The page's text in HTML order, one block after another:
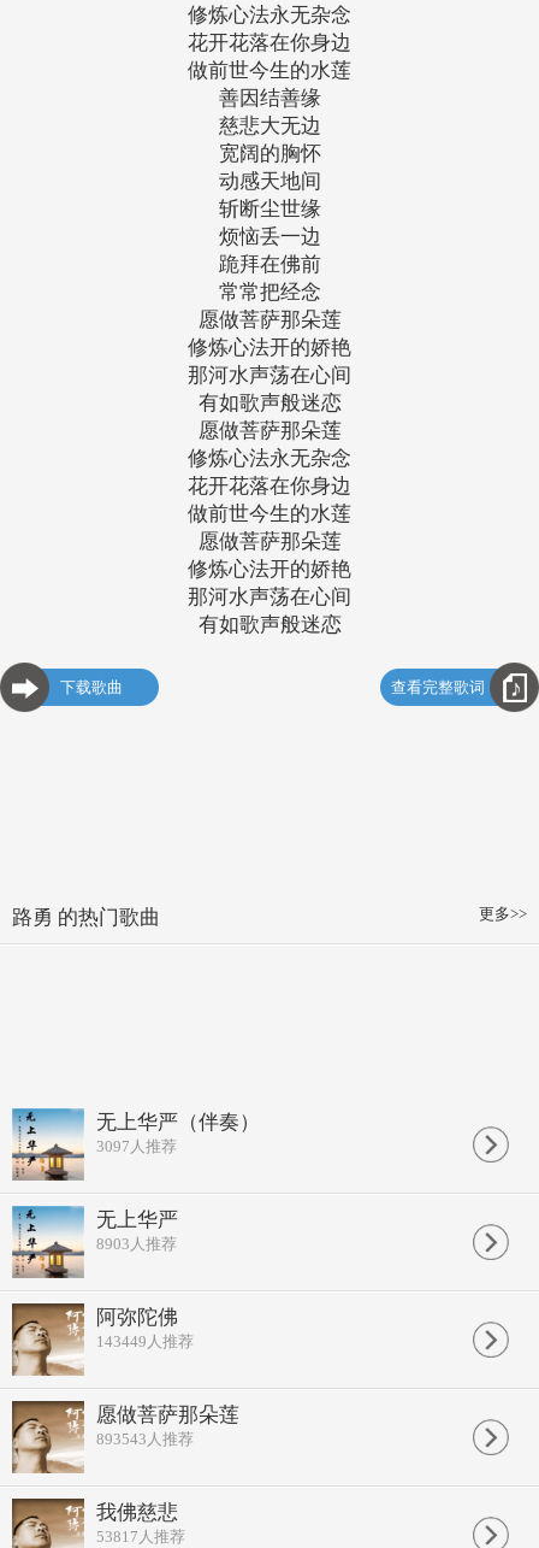
修炼心法永无杂念
花开花落在你身边
做前世今生的水莲
善因结善缘
慈悲大无边
宽阔的胸怀
动感天地间
斩断尘世缘
烦恼丢一边
跪拜在佛前
常常把经念
愿做菩萨那朵莲
修炼心法开的娇艳
那河水声荡在心间
有如歌声般迷恋
愿做菩萨那朵莲
修炼心法永无杂念
花开花落在你身边
做前世今生的水莲
愿做菩萨那朵莲
修炼心法开的娇艳
那河水声荡在心间
有如歌声般迷恋
下载歌曲 查看完整歌词
更多>>
路勇 的热门歌曲
无上华严（伴奏）
3097 人推荐
无上华严
8903 人推荐
阿弥陀佛
143449 人推荐
愿做菩萨那朵莲
893543 人推荐
我佛慈悲
53817 人推荐